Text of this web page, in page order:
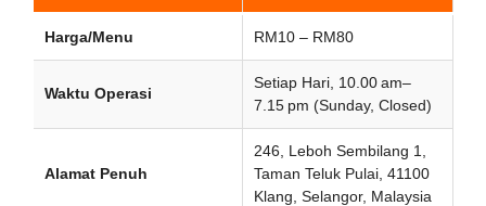
Harga/Menu RM10 – RM80
Waktu Operasi
Setiap Hari, 10.00 am–
7.15 pm (Sunday, Closed)
Alamat Penuh
246, Leboh Sembilang 1,
Taman Teluk Pulai, 41100
Klang, Selangor, Malaysia